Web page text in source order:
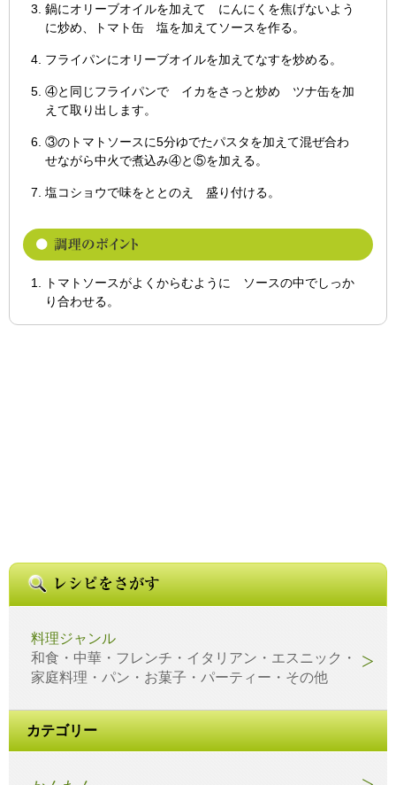
鍋にオリーブオイルを加えて にんにくを焦げないよう
に炒め、トマト缶 塩を加えてソースを作る。
フライパンにオリーブオイルを加えてなすを炒める。
④と同じフライパンで イカをさっと炒め ツナ缶を加
えて取り出します。
③のトマトソースに5分ゆでたパスタを加えて混ぜ合わ
せながら中火で煮込み④と⑤を加える。
塩コショウで味をととのえ 盛り付ける。
トマトソースがよくからむように ソースの中でしっか
り合わせる。
料理ジャンル
和食・中華・フレンチ・イタリアン・エスニック・
家庭料理・パン・お菓子・パーティー・その他
カテゴリー